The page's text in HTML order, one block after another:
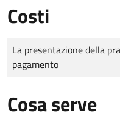
Costi
Tipo di pagamento
Importo
La presentazione della
pagamento
Cosa serve